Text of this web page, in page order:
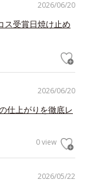
2026/06/20
ス受賞日焼け止め
2026/06/20
仕上がりを徹底レ
0 view
2026/05/22